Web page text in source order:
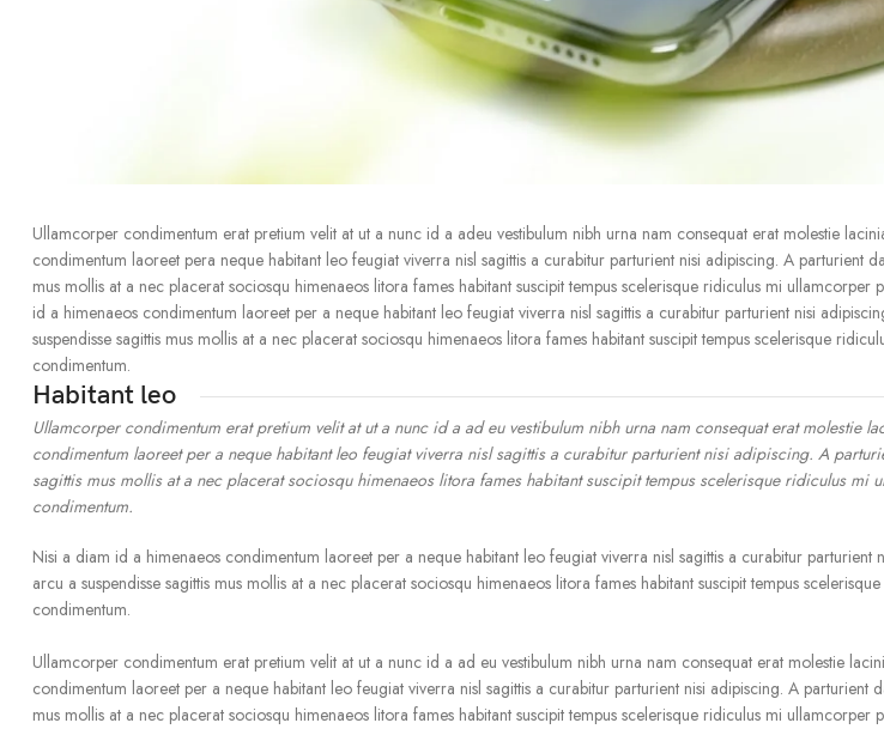
Ullamcorper condimentum erat pretium velit at ut a nunc id a adeu vestibulum nibh urna nam consequat erat molestie
condimentum laoreet pera neque habitant leo feugiat viverra nisl sagittis a curabitur parturient nisi adipiscing. A parturient
mus mollis at a nec placerat sociosqu himenaeos litora fames habitant suscipit tempus scelerisque ridiculus mi
id a himenaeos condimentum laoreet per a neque habitant leo feugiat viverra nisl sagittis a curabitur parturient nisi
suspendisse sagittis mus mollis at a nec placerat sociosqu himenaeos litora fames habitant suscipit tempus scelerisque
condimentum.
Habitant leo
Ullamcorper condimentum erat pretium velit at ut a nunc id a ad eu vestibulum nibh urna nam consequat erat molestie
condimentum laoreet per a neque habitant leo feugiat viverra nisl sagittis a curabitur parturient nisi adipiscing. A
sagittis mus mollis at a nec placerat sociosqu himenaeos litora fames habitant suscipit tempus scelerisque ridiculus
condimentum.
Nisi a diam id a himenaeos condimentum laoreet per a neque habitant leo feugiat viverra nisl sagittis a curabitur parturient
arcu a suspendisse sagittis mus mollis at a nec placerat sociosqu himenaeos litora fames habitant suscipit tempus
condimentum.
Ullamcorper condimentum erat pretium velit at ut a nunc id a ad eu vestibulum nibh urna nam consequat erat molestie
condimentum laoreet per a neque habitant leo feugiat viverra nisl sagittis a curabitur parturient nisi adipiscing. A parturient
mus mollis at a nec placerat sociosqu himenaeos litora fames habitant suscipit tempus scelerisque ridiculus mi